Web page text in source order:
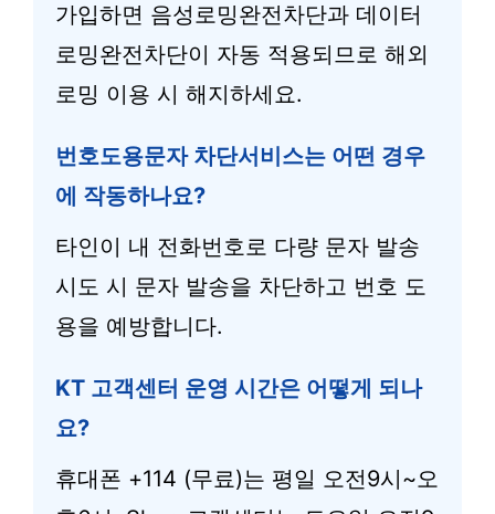
가입하면 음성로밍완전차단과 데이터
로밍완전차단이 자동 적용되므로 해외
로밍 이용 시 해지하세요.
번호도용문자 차단서비스는 어떤 경우
에 작동하나요?
타인이 내 전화번호로 다량 문자 발송
시도 시 문자 발송을 차단하고 번호 도
용을 예방합니다.
KT 고객센터 운영 시간은 어떻게 되나
요?
휴대폰 +114 (무료)는 평일 오전9시~오